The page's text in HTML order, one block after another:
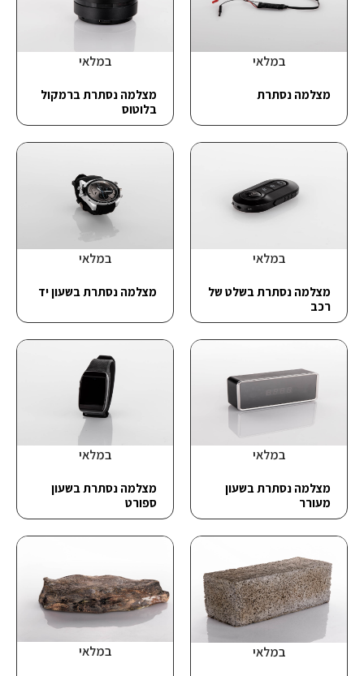
במלאי
מצלמה נסתרת
במלאי
מצלמה נסתרת ברמקול
בלוטוס
במלאי
מצלמה נסתרת בשלט של
רכב
במלאי
מצלמה נסתרת בשעון יד
במלאי
מצלמה נסתרת בשעון
מעורר
במלאי
מצלמה נסתרת בשעון
ספורט
במלאי במלאי